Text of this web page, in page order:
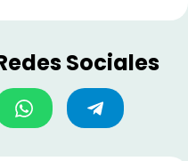
Sociales